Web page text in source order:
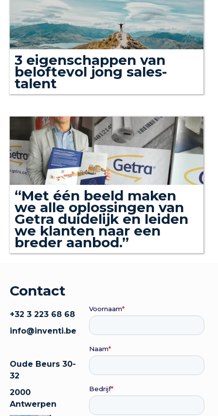
3 eigenschappen van
beloftevol jong sales-
talent
“Met één beeld maken
we alle oplossingen van
Getra duidelijk en leiden
we klanten naar een
breder aanbod.”
Contact
+32 3 223 68 68
info@inventi.be
Oude Beurs 30-
32
2000
Antwerpen